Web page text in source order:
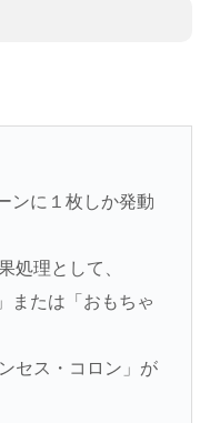
ンに１枚しか発動
処理として、
または「おもちゃ
セス・コロン」が